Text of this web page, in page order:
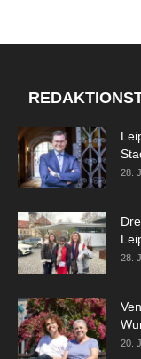
28.
28.
20.